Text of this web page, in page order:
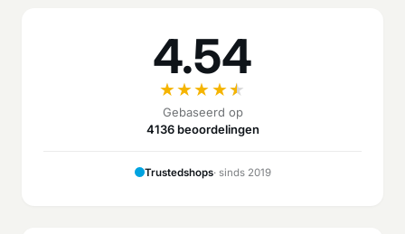
4.54
★★★★★
Gebaseerd op
4136 beoordelingen
Trustedshops· sinds 2019